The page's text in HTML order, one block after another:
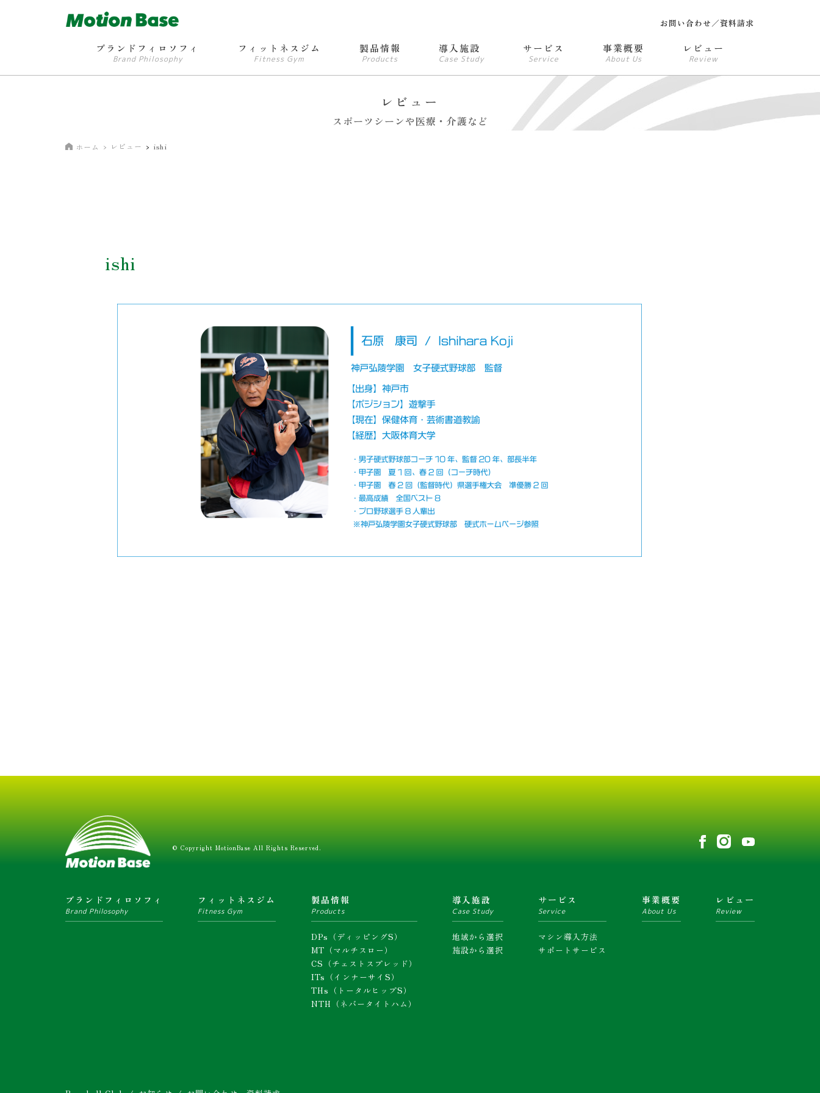
お問い合わせ／資料請求
ブランドフィロソフィ
Brand Philosophy
フィットネスジム
Fitness Gym
製品情報
Products
導入施設
Case Study
サービス
Service
事業概要
About Us
レビュー
Review
レビュー
スポーツシーンや医療・介護など
ホーム レビュー ishi
ishi
© Copyright MotionBase All Rights Reserved.
ブランドフィロソフィ
Brand Philosophy
フィットネスジム
Fitness Gym
製品情報
Products
DPs（ディッピングS）
MT（マルチスロー）
CS（チェストスプレッド）
ITs（インナーサイS）
THs（トータルヒップS）
NTH（ネバータイトハム）
導入施設
Case Study
地域から選択
施設から選択
サービス
Service
マシン導入方法
サポートサービス
事業概要
About Us
レビュー
Review